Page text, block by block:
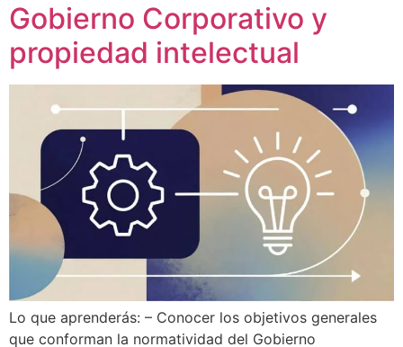
Gobierno Corporativo y
propiedad intelectual
Lo que aprenderás: – Conocer los objetivos generales
que conforman la normatividad del Gobierno